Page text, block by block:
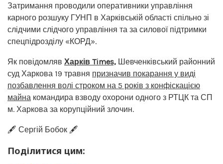
Затримання проводили оперативники управління
карного розшуку ГУНП в Харківській області спільно зі
слідчими слідчого управління та за силової підтримки
спецпідрозділу «КОРД».
Як повідомляв Харків Times, Шевченківський районний
суд Харкова 19 травня призначив покарання у виді
позбавлення волі строком на 5 років з конфіскацією
майна командира взводу охорони одного з РТЦК та СП
м. Харкова за корупційний злочин.
🖋️ Сергій Бобок 🖋️
Поділитися цим: